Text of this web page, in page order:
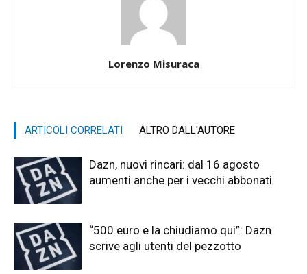
Lorenzo Misuraca
ARTICOLI CORRELATI ALTRO DALL'AUTORE
Dazn, nuovi rincari: dal 16 agosto
aumenti anche per i vecchi abbonati
“500 euro e la chiudiamo qui”: Dazn
scrive agli utenti del pezzotto